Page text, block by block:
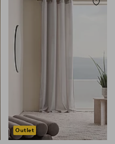
aan favorieten
Outlet